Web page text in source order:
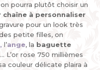
pourra plutôt choisir un
à personnaliser
pour un look très
petite filles, on
, l’ange, la baguette
... L’or rose 750 millièmes
couleur délicate plaira à